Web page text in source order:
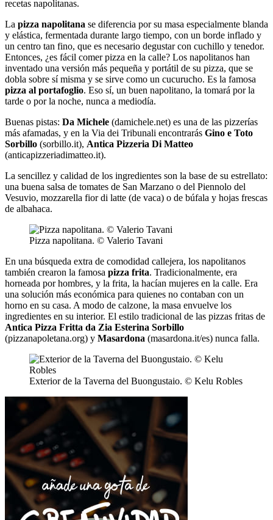
recetas napolitanas.
La pizza napolitana se diferencia por su masa especialmente blanda
y elástica, fermentada durante largo tiempo, con un borde inflado y
un centro tan fino, que es necesario degustar con cuchillo y tenedor.
Entonces, ¿es fácil comer pizza en la calle? Los napolitanos han
inventado una versión más pequeña y portátil de su pizza, que se
dobla sobre sí misma y se sirve como un cucurucho. Es la famosa
pizza al portafoglio. Eso sí, un buen napolitano, la tomará por la
tarde o por la noche, nunca a mediodía.
Buenas pistas: Da Michele (damichele.net) es una de las pizzerías
más afamadas, y en la Via dei Tribunali encontrarás Gino e Toto
Sorbillo (sorbillo.it), Antica Pizzeria Di Matteo
(anticapizzeriadimatteo.it).
La sencillez y calidad de los ingredientes son la base de su estrellato:
una buena salsa de tomates de San Marzano o del Piennolo del
Vesuvio, mozzarella fior di latte (de vaca) o de búfala y hojas frescas
de albahaca.
Pizza napolitana. © Valerio Tavani
En una búsqueda extra de comodidad callejera, los napolitanos
también crearon la famosa pizza frita. Tradicionalmente, era
horneada por hombres, y la frita, la hacían mujeres en la calle. Era
una solución más económica para quienes no contaban con un
horno en su casa. A modo de calzone, la masa envuelve los
ingredientes en su interior. El estilo tradicional de las pizzas fritas de
Antica Pizza Fritta da Zia Esterina Sorbillo
(pizzanapoletana.org) y Masardona (masardona.it/es) nunca falla.
Exterior de la Taverna del Buongustaio. © Kelu Robles